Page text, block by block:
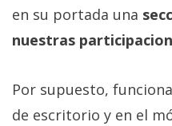
derechos
reservados
en su portada una
nuestras
Por supuesto,
de escritorio y en el